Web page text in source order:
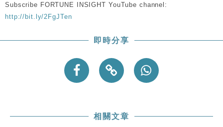
15:59
司
Subscribe FORTUNE INSIGHT YouTube channel:
http://bit.ly/2FgJTen
即時分享
相關文章